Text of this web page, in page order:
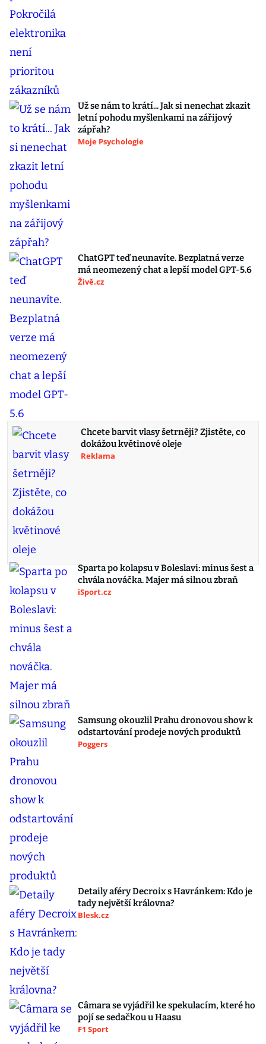
Už se nám to krátí... Jak si nenechat zkazit
letní pohodu myšlenkami na zářijový
zápřah?
Moje Psychologie
ChatGPT teď neunavíte. Bezplatná verze
má neomezený chat a lepší model GPT-5.6
Živě.cz
Chcete barvit vlasy šetrněji? Zjistěte, co
dokážou květinové oleje
Reklama
Sparta po kolapsu v Boleslavi: minus šest a
chvála nováčka. Majer má silnou zbraň
iSport.cz
Samsung okouzlil Prahu dronovou show k
odstartování prodeje nových produktů
Poggers
Detaily aféry Decroix s Havránkem: Kdo je
tady největší královna?
Blesk.cz
Câmara se vyjádřil ke spekulacím, které ho
pojí se sedačkou u Haasu
F1 Sport